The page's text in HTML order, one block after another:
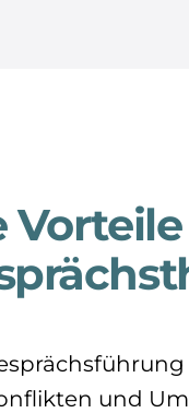
und